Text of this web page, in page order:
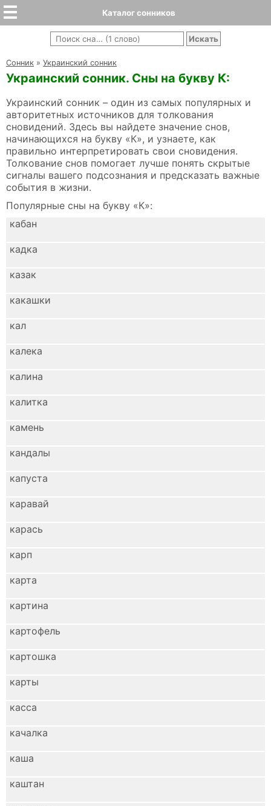
Каталог сонников
Cонник » Украинский сонник
Украинский сонник. Сны на букву К:
Украинский сонник – один из самых популярных и
авторитетных источников для толкования
сновидений. Здесь вы найдете значение снов,
начинающихся на букву «К», и узнаете, как
правильно интерпретировать свои сновидения.
Толкование снов помогает лучше понять скрытые
сигналы вашего подсознания и предсказать важные
события в жизни.
Популярные сны на букву «К»:
кабан
кадка
казак
какашки
кал
калека
калина
калитка
камень
кандалы
капуста
каравай
карась
карп
карта
картина
картофель
картошка
карты
касса
качалка
каша
каштан